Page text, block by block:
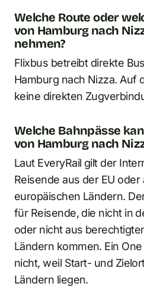
Welche Route oder
von Hamburg nach
nehmen?
Flixbus betreibt direkte
Hamburg nach Nizza. Auf
keine direkten
Welche Bahnpässe
von Hamburg nach
Laut EveryRail gilt der
Reisende aus der EU
europäischen Ländern.
für Reisende, die nicht in
oder nicht aus
Ländern kommen. Ein
nicht, weil Start- und
Ländern liegen.